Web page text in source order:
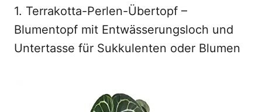
1. Terrakotta-Perlen-Übertopf –
Blumentopf mit Entwässerungsloch und
Untertasse für Sukkulenten oder Blumen